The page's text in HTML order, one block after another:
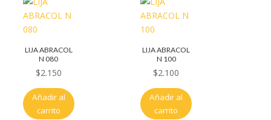
LIJA ABRACOL
N 080
$2.150
Añadir al
carrito
LIJA ABRACOL
N 100
$2.100
Añadir al
carrito